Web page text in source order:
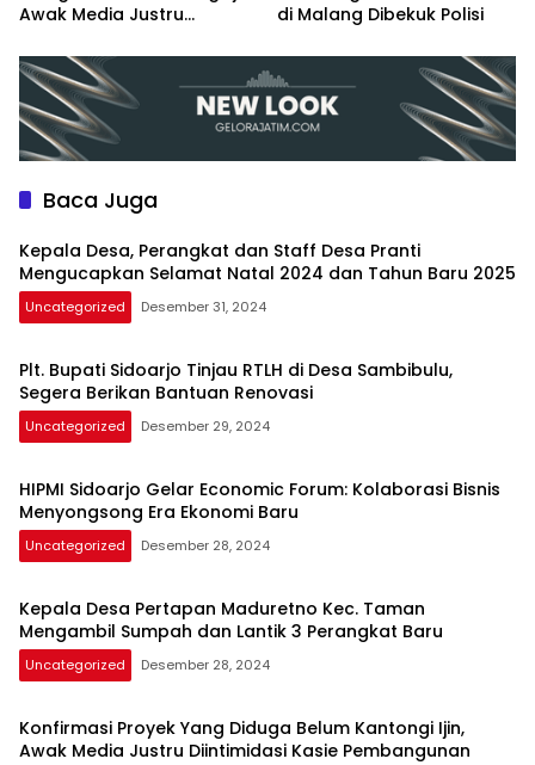
Awak Media Justru
Pembangunan
di Malang Dibekuk Polisi
Baca Juga
Kepala Desa, Perangkat dan Staff Desa Pranti
Mengucapkan Selamat Natal 2024 dan Tahun Baru 2025
Uncategorized Desember 31, 2024
Plt. Bupati Sidoarjo Tinjau RTLH di Desa Sambibulu,
Segera Berikan Bantuan Renovasi
Uncategorized Desember 29, 2024
HIPMI Sidoarjo Gelar Economic Forum: Kolaborasi Bisnis
Menyongsong Era Ekonomi Baru
Uncategorized Desember 28, 2024
Kepala Desa Pertapan Maduretno Kec. Taman
Mengambil Sumpah dan Lantik 3 Perangkat Baru
Uncategorized Desember 28, 2024
Konfirmasi Proyek Yang Diduga Belum Kantongi Ijin,
Awak Media Justru Diintimidasi Kasie Pembangunan